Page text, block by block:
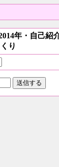
年・自己紹
り